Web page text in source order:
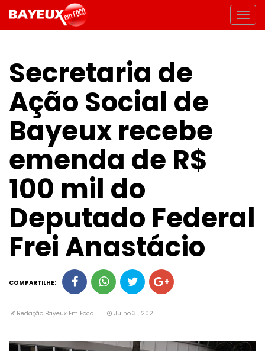
Secretaria de
Ação Social de
Bayeux recebe
emenda de R$
100 mil do
Deputado Federal
Frei Anastácio
COMPARTILHE:
Redação Bayeux Em Foco Julho 31, 2021